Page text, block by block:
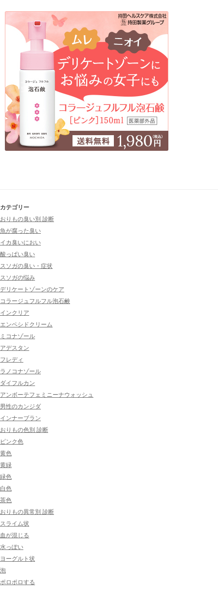
カテゴリー
おりもの臭い別 診断
魚が腐った臭い
イカ臭いにおい
酸っぱい臭い
スソガの臭い・症状
スソガの悩み
デリケートゾーンのケア
コラージュフルフル泡石鹸
インクリア
エンペシドクリーム
ミコナゾール
アデスタン
フレディ
ラノコナゾール
ダイフルカン
アンボーテフェミニーナウォッシュ
男性のカンジダ
インナーブラン
おりもの色別 診断
ピンク色
黄色
黄緑
緑色
白色
茶色
おりもの異常別 診断
スライム状
血が混じる
水っぽい
ヨーグルト状
泡
ポロポロする